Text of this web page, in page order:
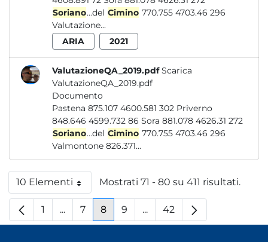
Soriano...del Cimino 770.755 4703.46 296
Valutazione...
ARIA
2021
ValutazioneQA_2019.pdf Scarica
ValutazioneQA_2019.pdf
Documento
Pastena 875.107 4600.581 302 Priverno
848.646 4599.732 86 Sora 881.078 4626.31 272
Soriano...del Cimino 770.755 4703.46 296
Valmontone 826.371...
10 ElementiPer paginaMostrati 71 - 80 su 411 risultati.
Pagina
1 ...Pagine intermedie
Pagina
7 Pagina
8 Pagina
9 ...Pagine intermedie
Pagina
42